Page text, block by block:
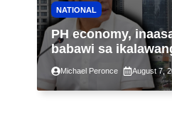
NATIONAL
PH economy,
babawi sa
ng taon kasunod
GDP dulot ng
war, pagkaantala
Michael Peronce August 7,